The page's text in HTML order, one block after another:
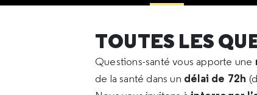
TOUTES LES
Questions-santé vous apporte une
de la santé dans un délai de 72h